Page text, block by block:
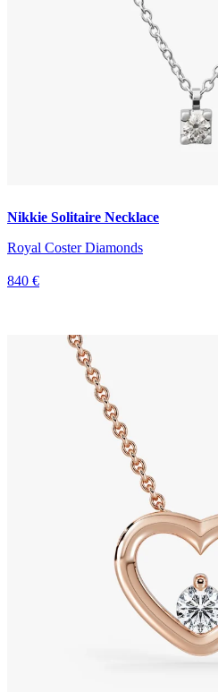
Nikkie Solitaire Necklace
Royal Coster Diamonds
840 €